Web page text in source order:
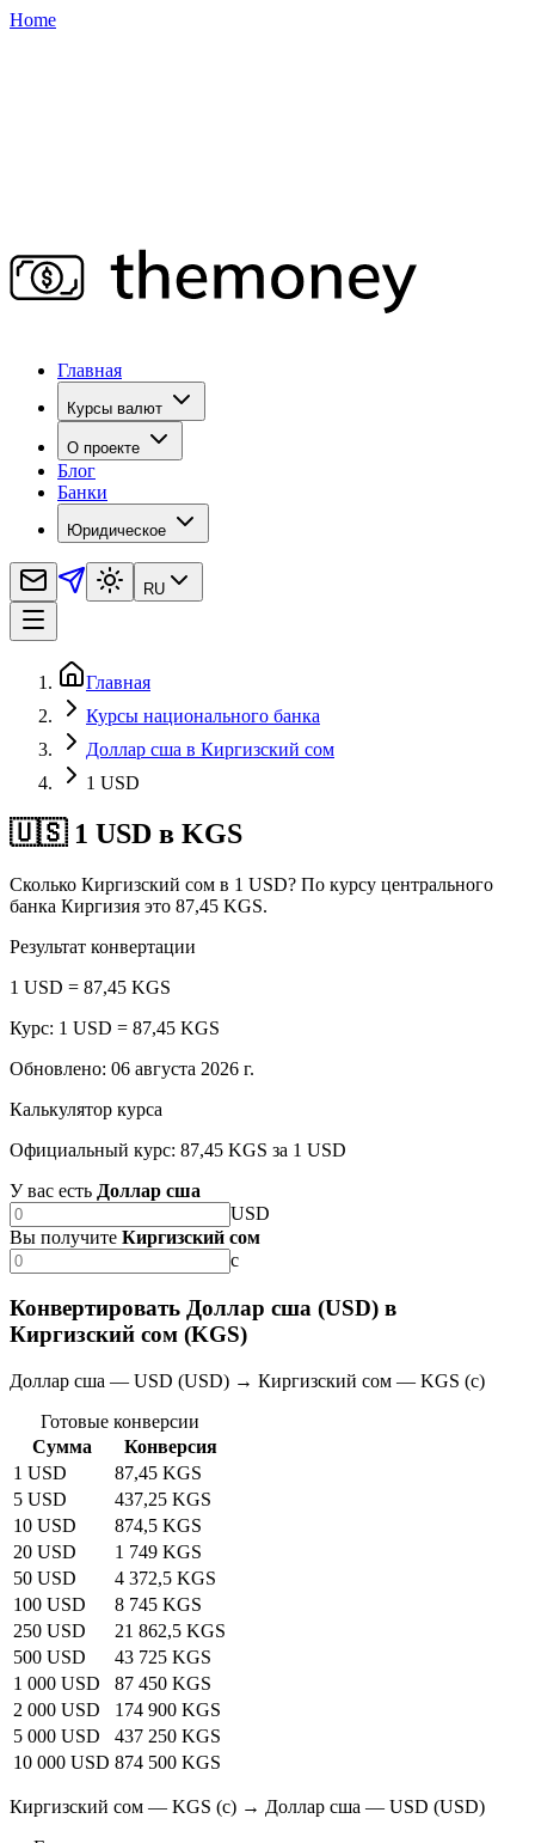
Home
Главная
Курсы валют
О проекте
Блог
Банки
Юридическое
RU
Главная
Курсы национального банка
Доллар сша в Киргизский сом
1 USD
🇺🇸 1 USD в KGS
Сколько Киргизский сом в 1 USD? По курсу центрального
банка Киргизия это 87,45 KGS.
Результат конвертации
1 USD = 87,45 KGS
Курс: 1 USD = 87,45 KGS
Обновлено: 06 августа 2026 г.
Калькулятор курса
Официальный курс: 87,45 KGS за 1 USD
У вас есть Доллар сша
USD
Вы получите Киргизский сом
с
Конвертировать Доллар сша (USD) в
Киргизский сом (KGS)
Доллар сша — USD (USD) → Киргизский сом — KGS (с)
Готовые конверсии
Сумма
Конверсия
1 USD
87,45 KGS
5 USD
437,25 KGS
10 USD
874,5 KGS
20 USD
1 749 KGS
50 USD
4 372,5 KGS
100 USD
8 745 KGS
250 USD
21 862,5 KGS
500 USD
43 725 KGS
1 000 USD
87 450 KGS
2 000 USD
174 900 KGS
5 000 USD
437 250 KGS
10 000 USD 874 500 KGS
Киргизский сом — KGS (с) → Доллар сша — USD (USD)